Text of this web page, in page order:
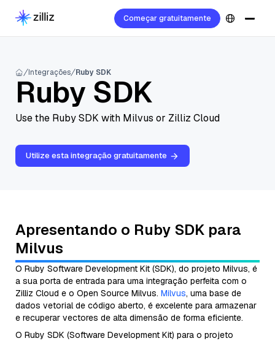
Começar gratuitamente
Integrações Ruby SDK
Ruby SDK
Use the Ruby SDK with Milvus or Zilliz Cloud
Utilize esta integração gratuitamente
Apresentando o Ruby SDK para
Milvus
O Ruby Software Development Kit (SDK), do projeto Milvus, é
a sua porta de entrada para uma integração perfeita com o
Zilliz Cloud e o Open Source Milvus. Milvus, uma base de
dados vetorial de código aberto, é excelente para armazenar
e recuperar vectores de alta dimensão de forma eficiente.
O Ruby SDK (Software Development Kit) para o projeto